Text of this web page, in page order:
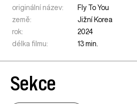
originální název:
Fly To You
země:
Jižní Korea
rok:
2024
délka filmu:
13 min.
Sekce